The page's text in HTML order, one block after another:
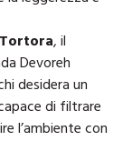
, il
Devoreh
desidera un
di filtrare
l’ambiente con